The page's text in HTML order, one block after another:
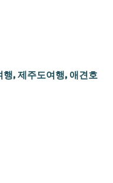
, 제주도여행, 애견호